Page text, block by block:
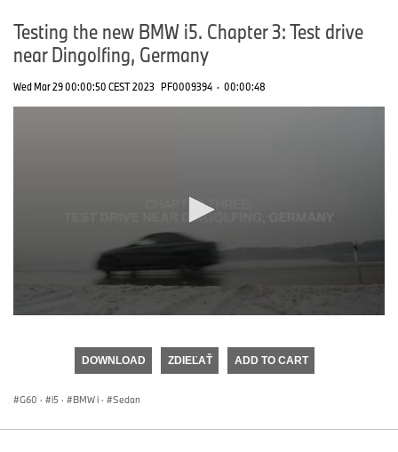
Testing the new BMW i5. Chapter 3: Test drive
near Dingolfing, Germany
Wed Mar 29 00:00:50 CEST 2023 PF0009394 · 00:00:48
DOWNLOAD ZDIEĽAŤ ADD TO CART
G60 · i5 · BMW i · Sedan